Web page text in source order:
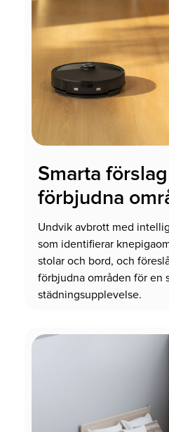
Smarta förslag
förbjudna
Undvik avbrott med
som identifierar
stolar och bord, och
förbjudna områden för en
städningsupplevelse.